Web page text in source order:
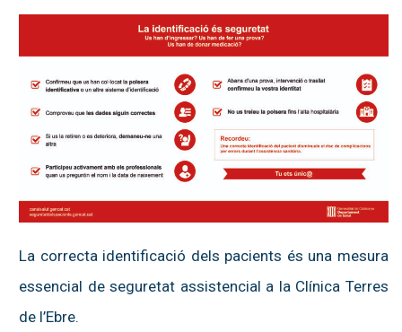
La correcta identificació dels pacients és una mesura
essencial de seguretat assistencial a la Clínica Terres
de l’Ebre.